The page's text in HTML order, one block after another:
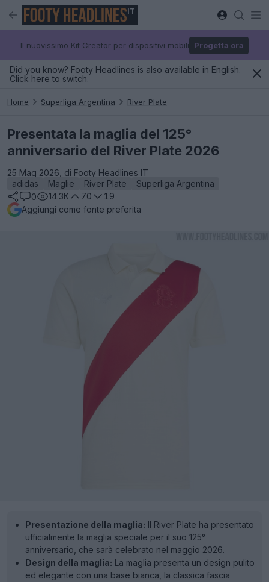
IT
Il nuovissimo Kit Creator per dispositivi mobili Progetta ora
Did you know? Footy Headlines is also available in English.
Click here to switch.
Home Superliga Argentina River Plate
Presentata la maglia del 125°
anniversario del River Plate 2026
25 Mag 2026, di Footy Headlines IT
adidas
Maglie River Plate
Superliga Argentina
0
14.3K 70
19
Aggiungi come fonte preferita
Presentazione della maglia: Il River Plate ha presentato
ufficialmente la maglia speciale per il suo 125°
anniversario, che sarà celebrato nel maggio 2026.
Design della maglia: La maglia presenta un design pulito
ed elegante con una base bianca, la classica fascia